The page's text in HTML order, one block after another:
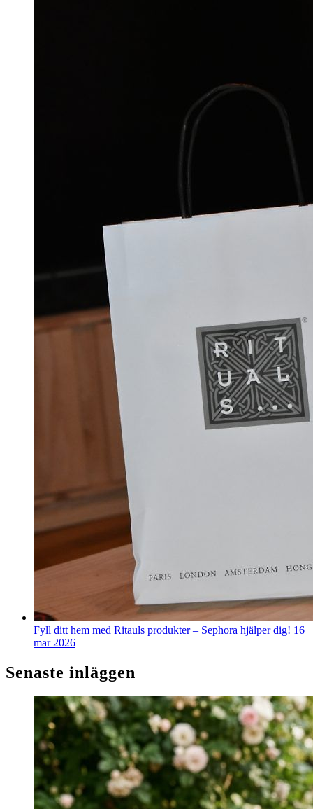
Fyll ditt hem med Ritauls produkter – Sephora hjälper dig! 16
mar 2026
Senaste inläggen